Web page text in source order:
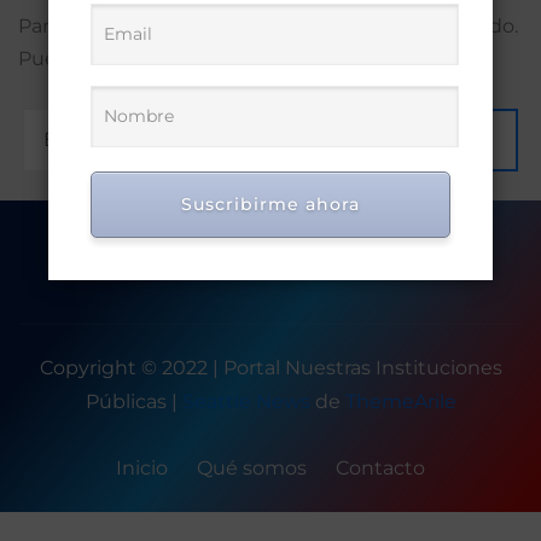
Parece que no encontramos lo que estás buscando.
Puede que una búsqueda te ayude.
Copyright © 2022 | Portal Nuestras Instituciones
Públicas | Seattle News de ThemeArile
Inicio Qué somos Contacto
Suscribirme ahora